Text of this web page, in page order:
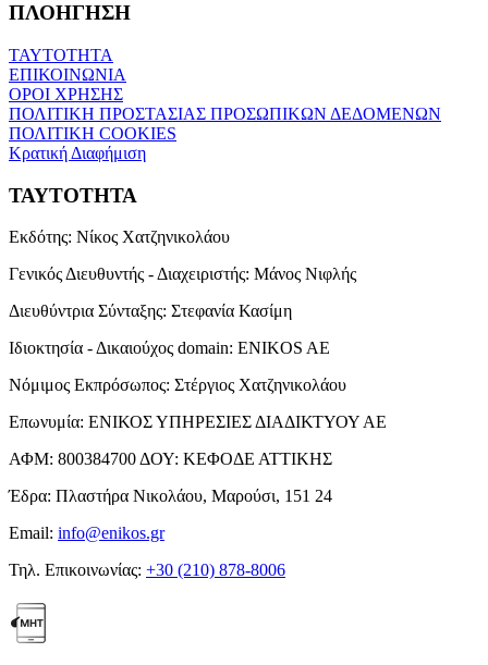
ΠΛΟΗΓΗΣΗ
ΤΑΥΤΟΤΗΤΑ
ΕΠΙΚΟΙΝΩΝΙΑ
ΟΡΟΙ ΧΡΗΣΗΣ
ΠΟΛΙΤΙΚΗ ΠΡΟΣΤΑΣΙΑΣ ΠΡΟΣΩΠΙΚΩΝ ΔΕΔΟΜΕΝΩΝ
ΠΟΛΙΤΙΚΗ COOKIES
Κρατική Διαφήμιση
ΤΑΥΤΟΤΗΤΑ
Εκδότης: Νίκος Χατζηνικολάου
Γενικός Διευθυντής - Διαχειριστής: Μάνος Νιφλής
Διευθύντρια Σύνταξης: Στεφανία Κασίμη
Ιδιοκτησία - Δικαιούχος domain: ENIKOS AE
Νόμιμος Εκπρόσωπος: Στέργιος Χατζηνικολάου
Επωνυμία: ΕΝΙΚΟΣ ΥΠΗΡΕΣΙΕΣ ΔΙΑΔΙΚΤΥΟΥ ΑΕ
ΑΦΜ: 800384700ΔΟΥ: ΚΕΦΟΔΕ ΑΤΤΙΚΗΣ
Έδρα: Πλαστήρα Νικολάου, Μαρούσι, 151 24
Email: info@enikos.gr
Τηλ. Επικοινωνίας: +30 (210) 878-8006